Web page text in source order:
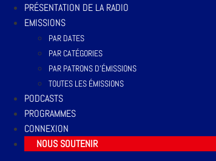
PRÉSENTATION DE LA RADIO
EMISSIONS
PAR DATES
PAR CATÉGORIES
PAR PATRONS D’ÉMISSIONS
TOUTES LES ÉMISSIONS
PODCASTS
PROGRAMMES
CONNEXION
NOUS SOUTENIR